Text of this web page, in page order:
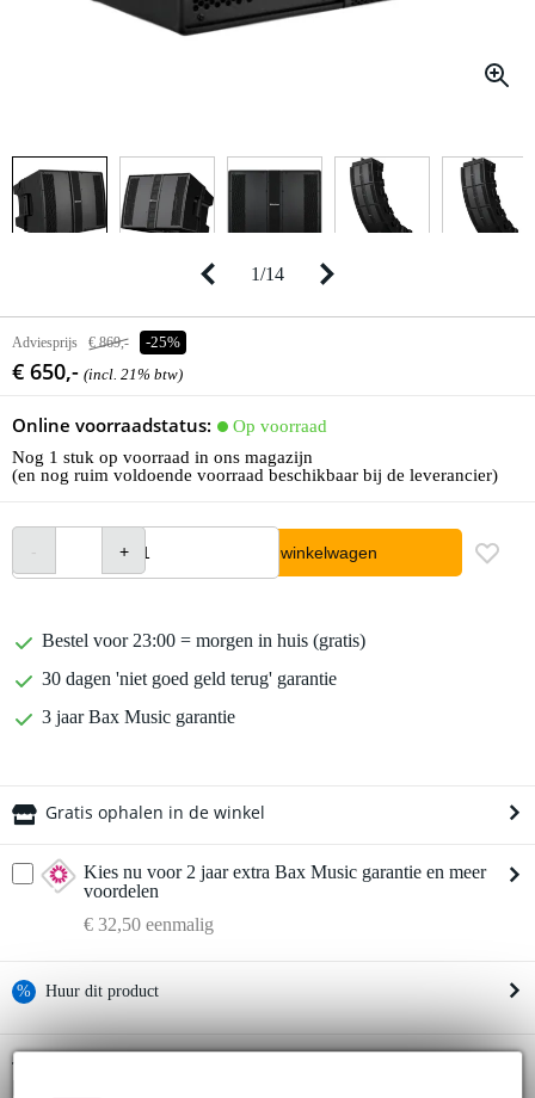
1/14
Adviesprijs € 869,- -25%
€ 650,- (incl. 21% btw)
Online voorraadstatus:
Op voorraad
Nog 1 stuk op voorraad in ons magazijn
(en nog ruim voldoende voorraad beschikbaar bij de leverancier)
In winkelwagen
Bestel voor 23:00 = morgen in huis (gratis)
30 dagen 'niet goed geld terug' garantie
3 jaar Bax Music garantie
Gratis ophalen in de winkel
Kies nu voor 2 jaar extra Bax Music garantie en meer
voordelen
€ 32,50 eenmalig
% Huur dit product
Twijfel je of de